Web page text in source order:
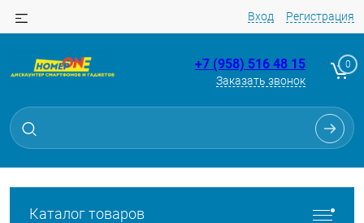
Вход Регистрация
+7 (958) 516 48 15
Заказать звонок
0
Каталог товаров
Для клиентов всех банков
Разбейте
без переплат